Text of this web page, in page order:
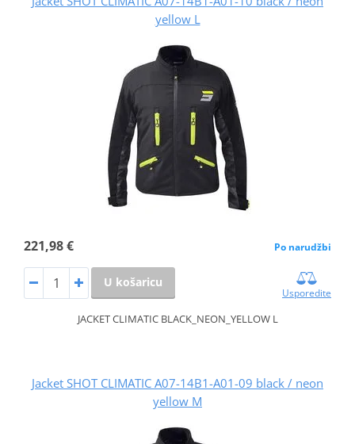
yellow L
221,98 € Po narudžbi
U košaricu
Usporedite
JACKET CLIMATIC BLACK_NEON_YELLOW L
Jacket SHOT CLIMATIC A07-14B1-A01-09 black / neon
yellow M